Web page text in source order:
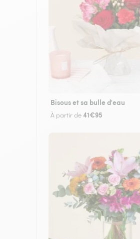
Bisous et sa bulle d'eau
À partir de41€95